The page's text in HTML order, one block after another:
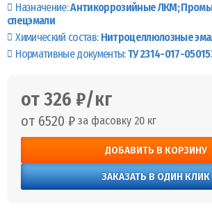
Назначение:Антикоррозийные ЛКМ
спецэмали
Химический состав: Нитроцеллюлозные
Нормативные документы:ТУ 2314-017-
от 326 ₽/кг
от 6520 ₽ за фасовку 20 кг
ДОБАВИТЬ В КОРЗИНУ
ЗАКАЗАТЬ В ОДИН КЛИК